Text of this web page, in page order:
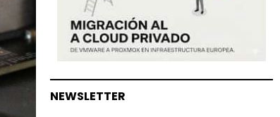
NEWSLETTER